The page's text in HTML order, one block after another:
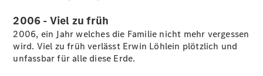
Serviceangebote
Reifen &
Kompletträder
Teile &
2006 - Viel zu früh
2006, ein Jahr welches die Familie nicht mehr vergessen
wird. Viel zu früh verlässt Erwin Löhlein plötzlich und
unfassbar für alle diese Erde.